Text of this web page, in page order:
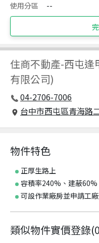
使用分區
--
住商不動產-西屯逢
有限公司)
04-2706-7006
台中市西屯區青海路
物件特色
正厚生路上
容積率240%、建蔽60%
可設作業廠房並申請工
類似物件實價登錄(0